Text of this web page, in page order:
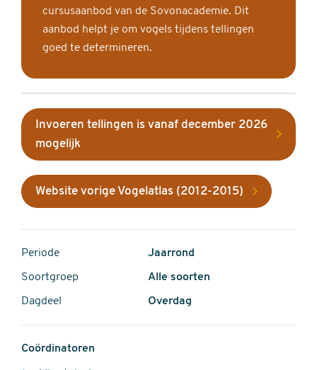
cursusaanbod van de Sovonacademie. Dit
aanbod helpt je om vogels tijdens tellingen
goed te determineren.
Invoeren tellingen is vanaf december 2026
mogelijk
Website vorige Vogelatlas (2012-2015)
Periode Jaarrond
Soortgroep Alle soorten
Dagdeel Overdag
Coördinatoren